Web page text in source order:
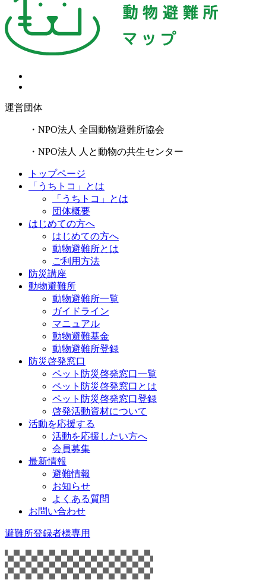
運営団体
・NPO法人 全国動物避難所協会
・NPO法人 人と動物の共生センター
トップページ
「うちトコ」とは
「うちトコ」とは
団体概要
はじめての方へ
はじめての方へ
動物避難所とは
ご利用方法
防災講座
動物避難所
動物避難所一覧
ガイドライン
マニュアル
動物避難基金
動物避難所登録
防災啓発窓口
ペット防災啓発窓口一覧
ペット防災啓発窓口とは
ペット防災啓発窓口登録
啓発活動資材について
活動を応援する
活動を応援したい方へ
会員募集
最新情報
避難情報
お知らせ
よくある質問
お問い合わせ
避難所登録者様専用